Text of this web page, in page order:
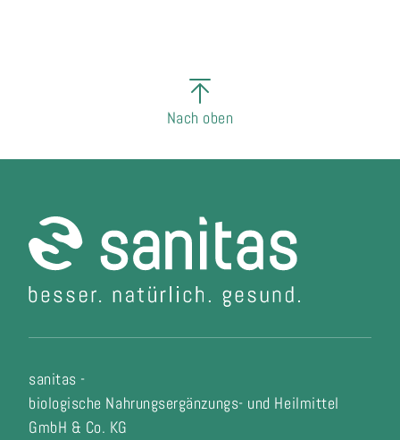
Nach oben
sanitas -
biologische Nahrungsergänzungs- und Heilmittel
GmbH & Co. KG